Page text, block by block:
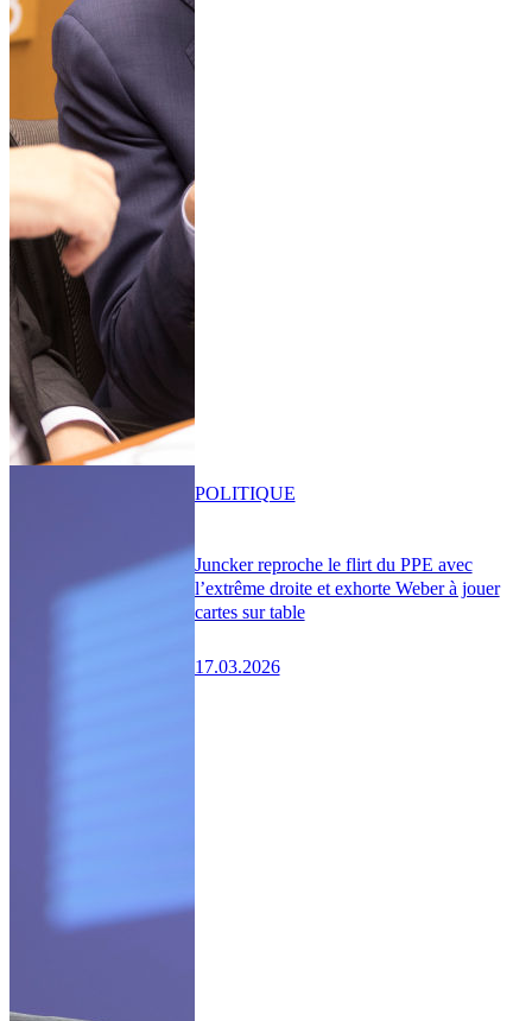
Juncker reproche le flirt du PPE avec
l’extrême droite et exhorte Weber à jouer
cartes sur table
17.03.2026
POLITIQUE